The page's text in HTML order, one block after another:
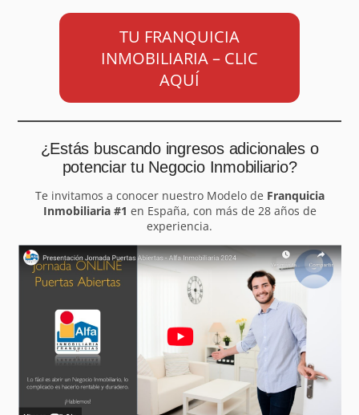
TU FRANQUICIA
INMOBILIARIA – CLIC
AQUÍ
¿Estás buscando ingresos adicionales o
potenciar tu Negocio Inmobiliario?
Te invitamos a conocer nuestro Modelo de Franquicia
Inmobiliaria #1 en España, con más de 28 años de
experiencia.